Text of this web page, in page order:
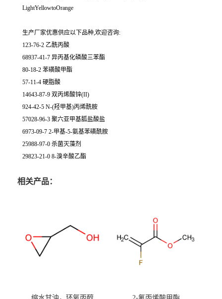
LightYellowtoOrange
生产厂家优惠供应以下品种,欢迎咨询:
123-76-2 乙酰丙酸
68937-41-7 异丙基化磷酸三苯酯
80-18-2 苯磺酸甲酯
57-11-4 硬脂酸
14643-87-9 双丙烯酸锌(II)
924-42-5 N-(羟甲基)丙烯酰胺
57028-96-3 聚六亚甲基胍盐酸盐
6973-09-7 2-甲基-5-氨基苯磺酰胺
25988-97-0 杀菌灭藻剂
29823-21-0 8-溴辛酸乙酯
相关产品：